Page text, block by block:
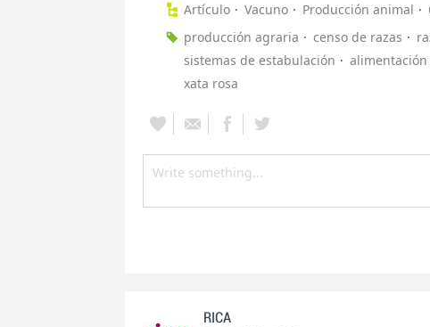
Artículo Vacuno Producción animal
producción agraria
censo de razas
sistemas de estabulación
xata rosa
RICA